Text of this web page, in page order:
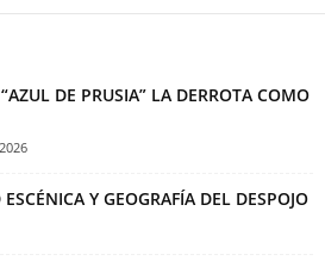
DE PRUSIA” LA DERROTA COMO
Y GEOGRAFÍA DEL DESPOJO